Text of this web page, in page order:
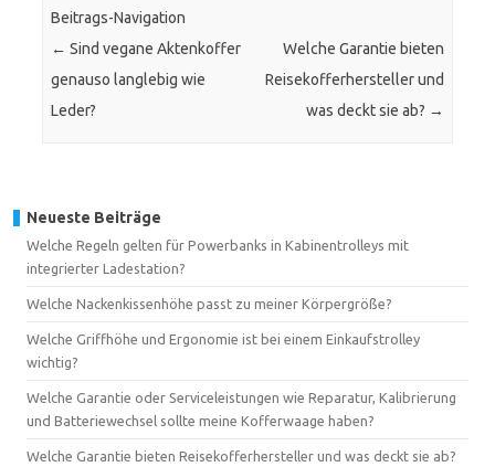
Beitrags-Navigation
← Sind vegane Aktenkoffer
genauso langlebig wie
Leder?
Welche Garantie bieten
Reisekofferhersteller und
was deckt sie ab? →
Neueste Beiträge
Welche Regeln gelten für Powerbanks in Kabinentrolleys mit
integrierter Ladestation?
Welche Nackenkissenhöhe passt zu meiner Körpergröße?
Welche Griffhöhe und Ergonomie ist bei einem Einkaufstrolley
wichtig?
Welche Garantie oder Serviceleistungen wie Reparatur, Kalibrierung
und Batteriewechsel sollte meine Kofferwaage haben?
Welche Garantie bieten Reisekofferhersteller und was deckt sie ab?